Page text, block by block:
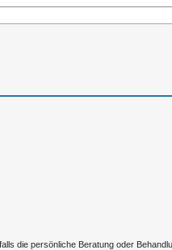
die persönliche Beratung oder